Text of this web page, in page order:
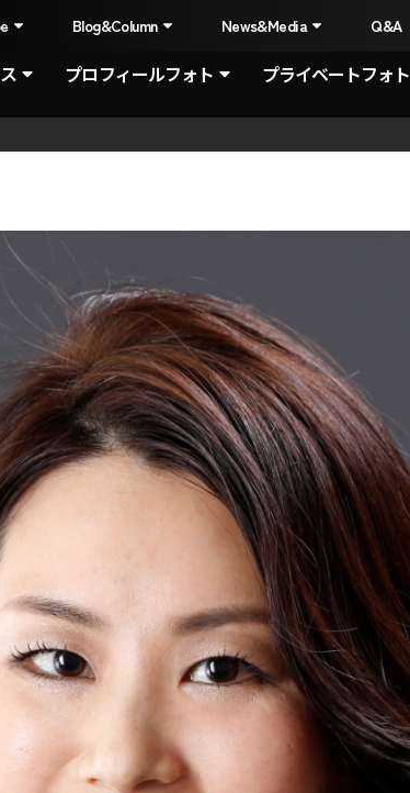
Blog&Column News&Media Q&A
プロフィールフォト プライベートフォト